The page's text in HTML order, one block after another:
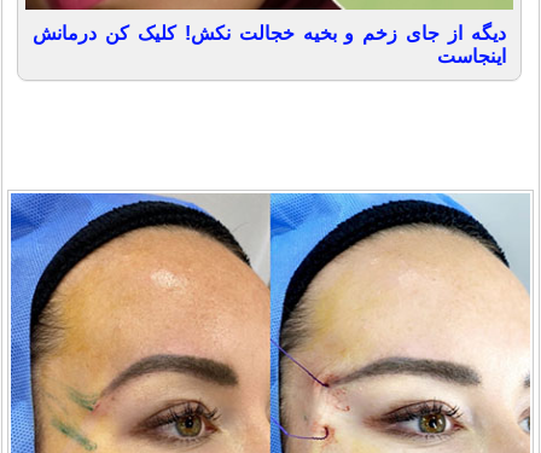
دیگه از جای زخم و بخیه خجالت نکش! کلیک کن درمانش
اینجاست